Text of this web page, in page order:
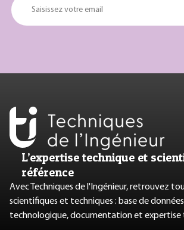
Saisissez votre email
L’expertise technique et
référence
Avec Techniques de l'Ingénieur, retrouvez
scientifiques et techniques : base de
technologique, documentation et expertise